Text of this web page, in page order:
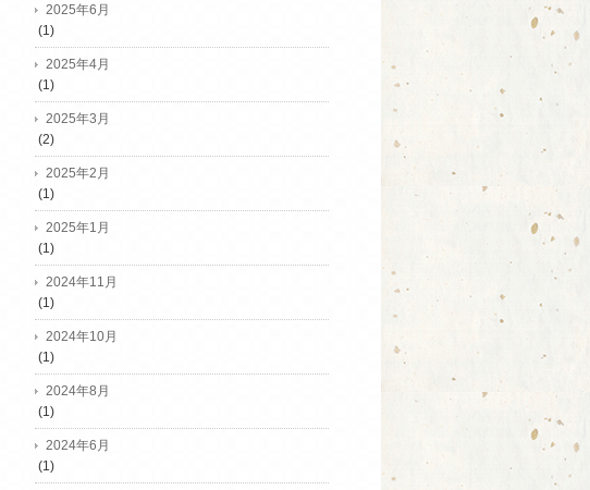
2025年6月
(1)
2025年4月
(1)
2025年3月
(2)
2025年2月
(1)
2025年1月
(1)
2024年11月
(1)
2024年10月
(1)
2024年8月
(1)
2024年6月
(1)